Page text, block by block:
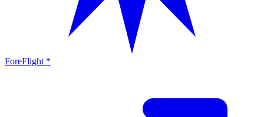
ForeFlight *